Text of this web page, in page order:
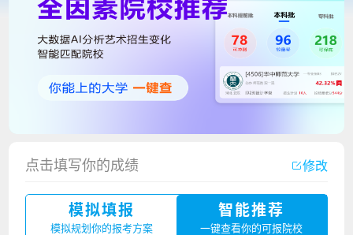
点击填写你的成绩 修改
模拟填报
模拟规划你的报考方案
智能推荐
一键查看你的可报院校
广州华立科技职业学院2023年夏季高考招生简章